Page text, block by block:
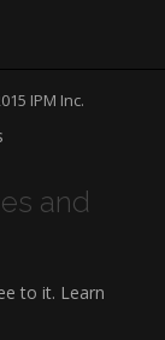
IPM Inc.
and
to it. Learn